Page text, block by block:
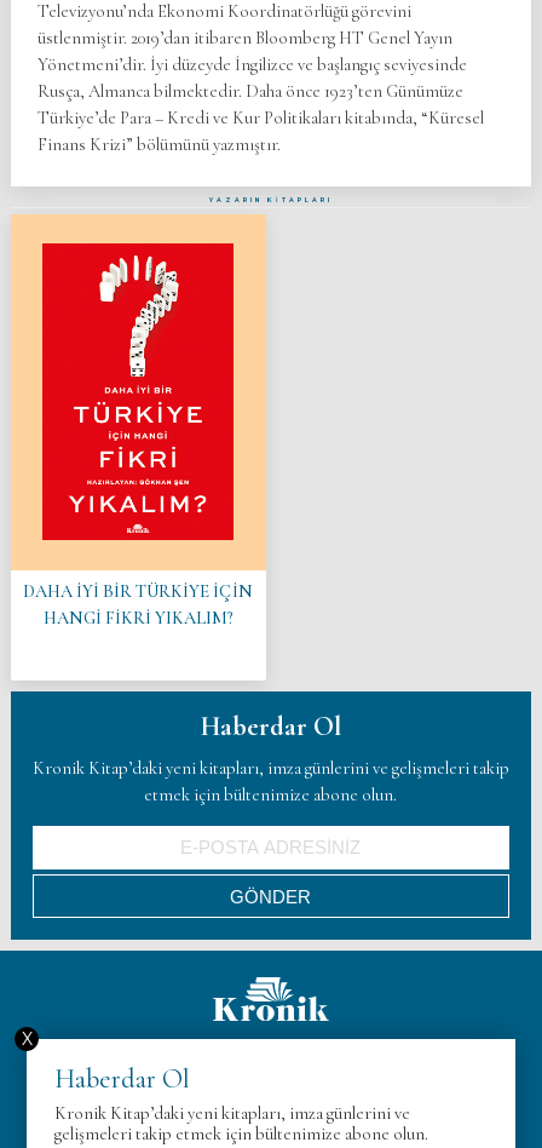
Televizyonu’nda Ekonomi Koordinatörlüğü görevini
üstlenmiştir. 2019’dan itibaren Bloomberg HT Genel Yayın
Yönetmeni’dir. İyi düzeyde İngilizce ve başlangıç seviyesinde
Rusça, Almanca bilmektedir. Daha önce 1923’ten Günümüze
Türkiye’de Para – Kredi ve Kur Politikaları kitabında, “Küresel
Finans Krizi” bölümünü yazmıştır.
YAZARIN KİTAPLARI
DAHA İYİ BİR TÜRKİYE İÇİN
HANGİ FİKRİ YIKALIM?
Haberdar Ol
Kronik Kitap’daki yeni kitapları, imza günlerini ve gelişmeleri takip
etmek için bültenimize abone olun.
Hakkımızda
Gizlilik Politikası
Haberdar Ol
Kronik Kitap’daki yeni kitapları, imza günlerini ve
gelişmeleri takip etmek için bültenimize abone olun.
X